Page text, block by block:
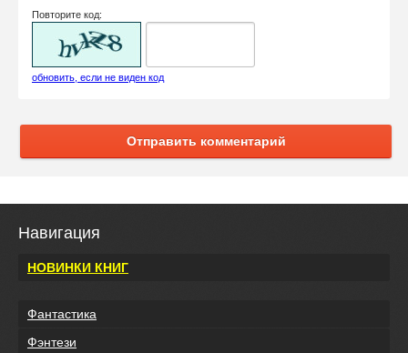
Повторите код:
обновить, если не виден код
Отправить комментарий
Навигация
НОВИНКИ КНИГ
Фантастика
Фэнтези